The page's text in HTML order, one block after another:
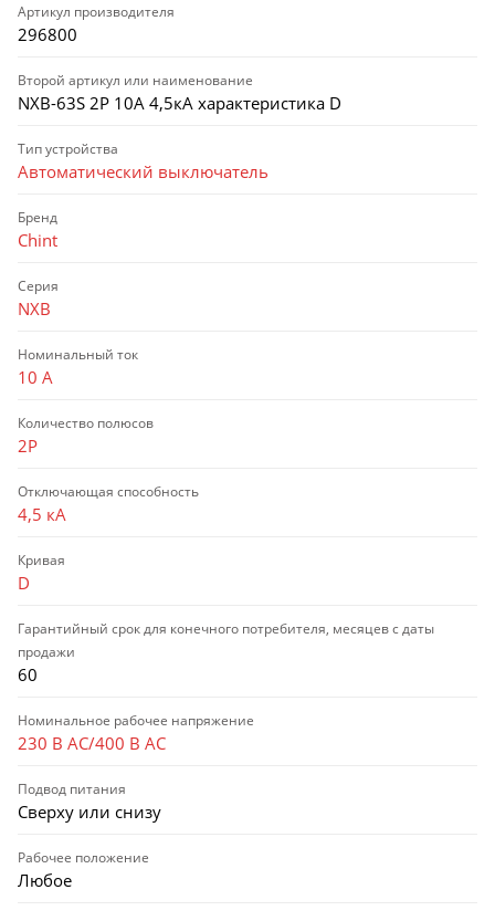
Артикул производителя
296800
Второй артикул или наименование
NXB-63S 2P 10А 4,5кА характеристика D
Тип устройства
Автоматический выключатель
Бренд
Chint
Серия
NXB
Номинальный ток
10 А
Количество полюсов
2P
Отключающая способность
4,5 кА
Кривая
D
Гарантийный срок для конечного потребителя, месяцев с даты
продажи
60
Номинальное рабочее напряжение
230 В AC/400 В AC
Подвод питания
Сверху или снизу
Рабочее положение
Любое